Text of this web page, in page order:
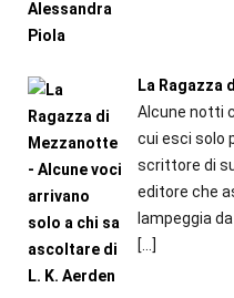
La Ragazza
Alcune notti
cui esci solo
scrittore di
editore che
lampeggia da
[…]